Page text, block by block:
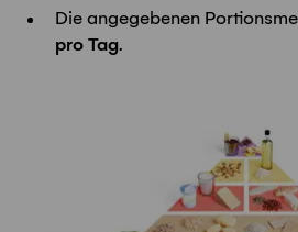
Die angegebenen
pro Tag.